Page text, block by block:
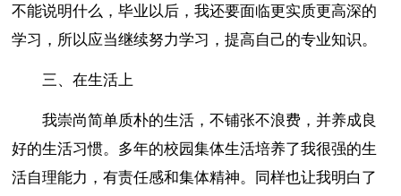
不能说明什么，毕业以后，我还要面临更实质更高深的
学习，所以应当继续努力学习，提高自己的专业知识。
三、在生活上
我崇尚简单质朴的生活，不铺张不浪费，并养成良
好的生活习惯。多年的校园集体生活培养了我很强的生
活自理能力，有责任感和集体精神。同样也让我明白了